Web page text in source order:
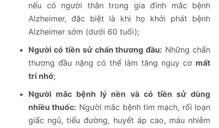
nếu có người thân trong gia đình mắc bệnh
Alzheimer, đặc biệt là khi họ khởi phát bệnh
Alzheimer sớm (dưới 60 tuổi);
Người có tiền sử chấn thương đầu: Những chấn
thương đầu nặng có thể làm tăng nguy cơ mất
trí nhớ;
Người mắc bệnh lý nền và có tiền sử dùng
nhiều thuốc: Người mắc bệnh tim mạch, rối loạn
giấc ngủ, tiểu đường, huyết áp cao, máu nhiễm